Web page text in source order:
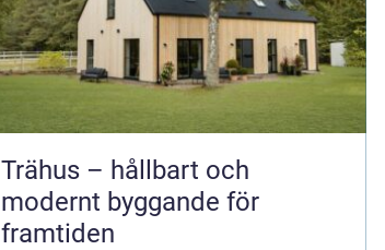
Trähus – hållbart och
modernt byggande för
framtiden